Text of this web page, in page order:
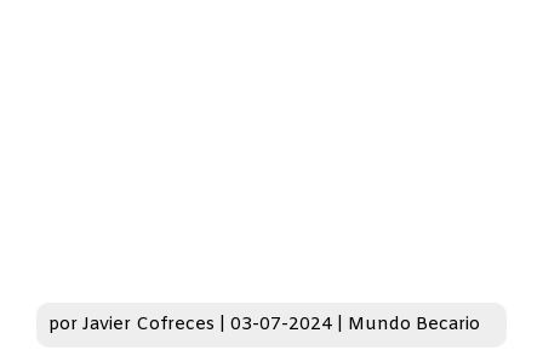
porJavier Cofreces |03-07-2024 Mundo Becario